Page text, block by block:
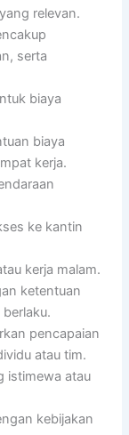
relevan.
serta
biaya
biaya
kerja.
ke kantin
kerja malam.
ketentuan
pencapaian
atau tim.
istimewa atau
kebijakan